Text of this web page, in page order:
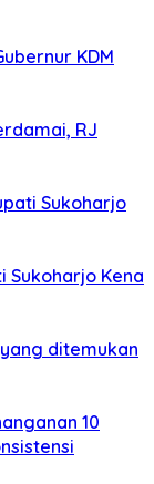
KDM
RJ
Sukoharjo
Sukoharjo Kena
ditemukan
10